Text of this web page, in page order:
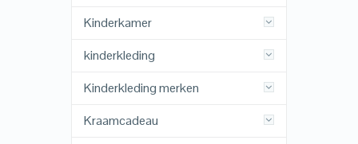
Kinderkamer
kinderkleding
Kinderkleding merken
Kraamcadeau